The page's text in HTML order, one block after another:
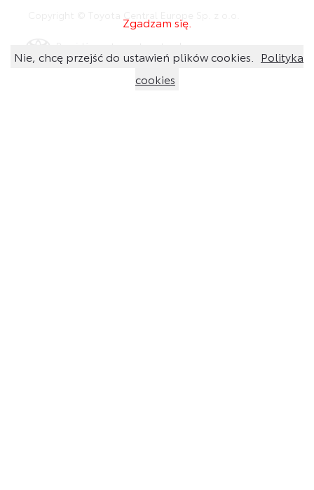
Zgadzam się.
Nie, chcę przejść do ustawień plików cookies.
Polityka
cookies